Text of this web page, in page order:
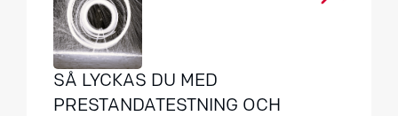
SÅ LYCKAS DU MED
PRESTANDATESTNING OCH